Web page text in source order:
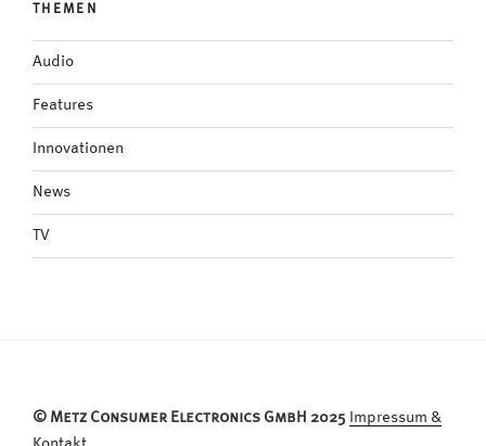
THEMEN
Audio
Features
Innovationen
News
TV
© Metz Consumer Electronics GmbH 2025 Impressum &